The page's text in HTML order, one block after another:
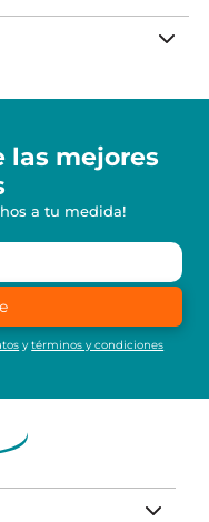
las mejores
a tu medida!
ytérminos y condiciones